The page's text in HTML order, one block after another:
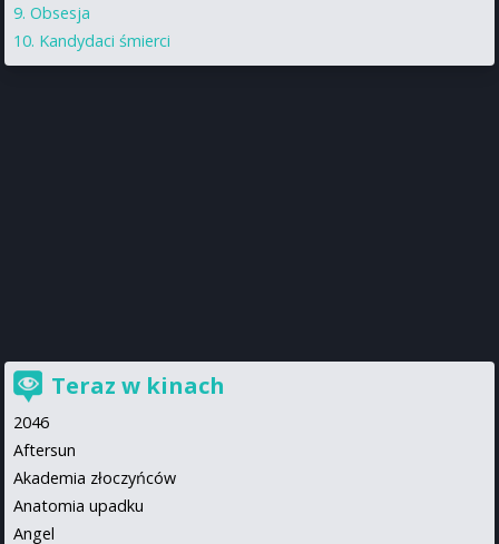
Obsesja
Kandydaci śmierci
Teraz w kinach
2046
Aftersun
Akademia złoczyńców
Anatomia upadku
Angel